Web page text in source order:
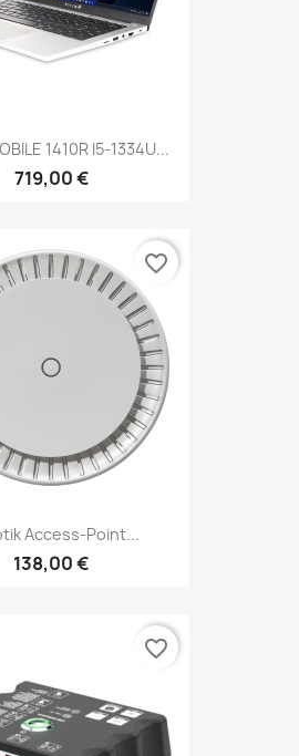
1410R I5-1334U...
719,00 €
Access-Point...
138,00 €
favorite_border
favorite_border